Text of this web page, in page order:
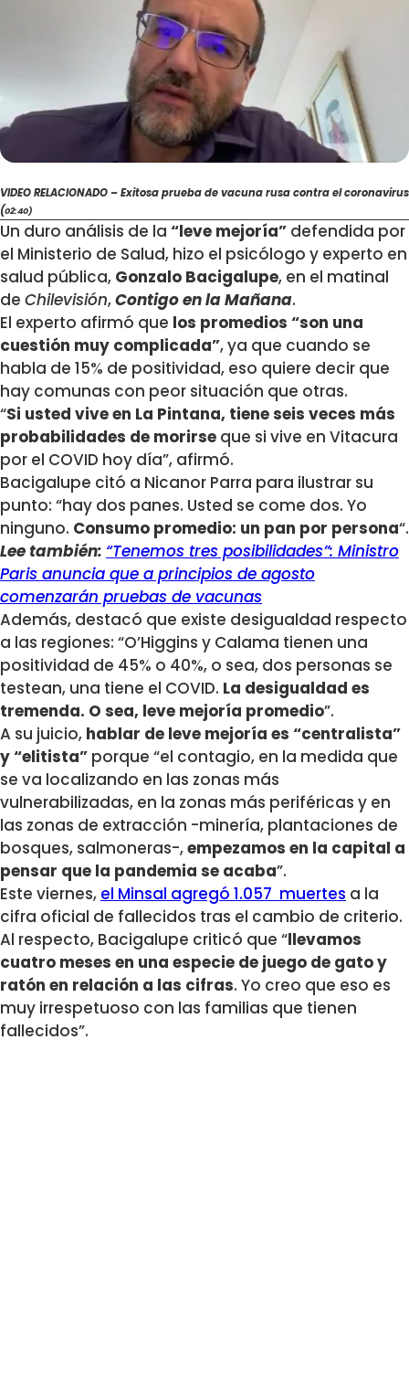
VIDEO RELACIONADO – Exitosa prueba de vacuna rusa contra el coronavirus
(02:40)
Un duro análisis de la “leve mejoría” defendida por
el Ministerio de Salud, hizo el psicólogo y experto en
salud pública, Gonzalo Bacigalupe, en el matinal
de Chilevisión,Contigo en la Mañana.
El experto afirmó que los promedios “son una
cuestión muy complicada”, ya que cuando se
habla de 15% de positividad, eso quiere decir que
hay comunas con peor situación que otras.
“Si usted vive en La Pintana, tiene seis veces más
probabilidades de morirse que si vive en Vitacura
por el COVID hoy día”, afirmó.
Bacigalupe citó a Nicanor Parra para ilustrar su
punto: “hay dos panes. Usted se come dos. Yo
ninguno. Consumo promedio: un pan por persona“.
Lee también: “Tenemos tres posibilidades”: Ministro
Paris anuncia que a principios de agosto
comenzarán pruebas de vacunas
Además, destacó que existe desigualdad respecto
a las regiones: “O’Higgins y Calama tienen una
positividad de 45% o 40%, o sea, dos personas se
testean, una tiene el COVID. La desigualdad es
tremenda. O sea, leve mejoría promedio”.
A su juicio, hablar de leve mejoría es “centralista”
y “elitista” porque “el contagio, en la medida que
se va localizando en las zonas más
vulnerabilizadas, en la zonas más periféricas y en
las zonas de extracción -minería, plantaciones de
bosques, salmoneras-,empezamos en la capital a
pensar que la pandemia se acaba”.
Este viernes, el Minsal agregó 1.057 muertes a la
cifra oficial de fallecidos tras el cambio de criterio.
Al respecto, Bacigalupe criticó que “llevamos
cuatro meses en una especie de juego de gato y
ratón en relación a las cifras. Yo creo que eso es
muy irrespetuoso con las familias que tienen
fallecidos”.